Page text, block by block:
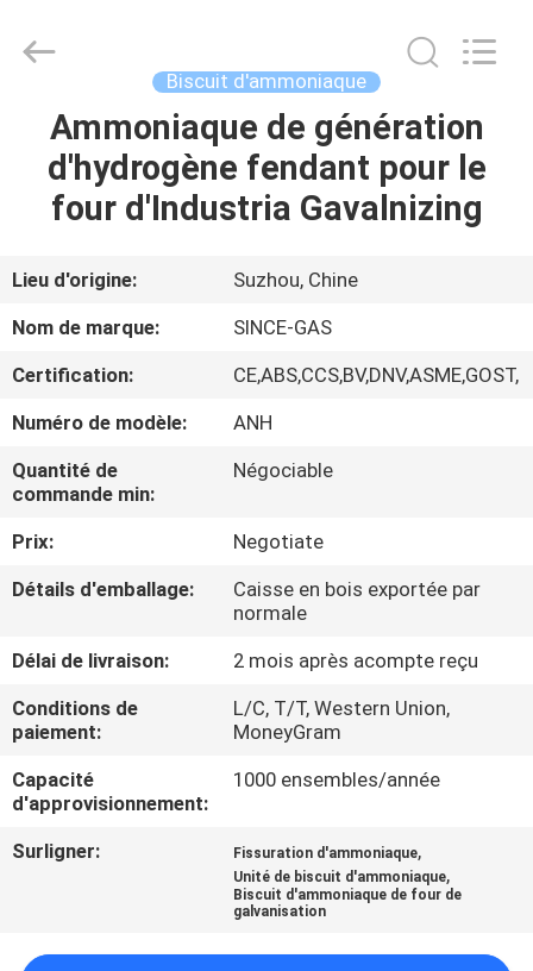
MAISON
PRODUITS
À
PROPOS
DE
VISITE
L'USINE
QUALITÉ
CONTACTEZ-
NOUS
NOUVELLES
Technology
Biscuit d'ammoniaque
Ammoniaque de génération
d'hydrogène fendant pour le
four d'Industria Gavalnizing
Lieu d'origine:
Suzhou, Chine
Nom de marque:
SINCE-GAS
Certification:
CE,ABS,CCS,BV,DNV,ASME,GOST,
Numéro de modèle:
ANH
Quantité de
commande min:
Négociable
Prix:
Negotiate
Détails d'emballage:
Caisse en bois exportée par
normale
Délai de livraison:
2 mois après acompte reçu
Conditions de
paiement:
L/C, T/T, Western Union,
MoneyGram
Capacité
d'approvisionnement:
1000 ensembles/année
Surligner: Fissuration d'ammoniaque,
Unité de biscuit d'ammoniaque,
Biscuit d'ammoniaque de four de
galvanisation